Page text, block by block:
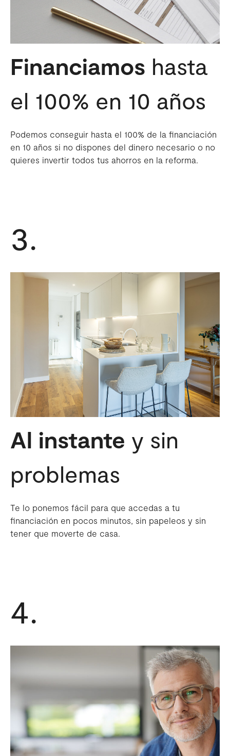
Financiamos hasta
el 100% en 10 años
Podemos conseguir hasta el 100% de la financiación
en 10 años si no dispones del dinero necesario o no
quieres invertir todos tus ahorros en la reforma.
3.
Al instante y sin
problemas
Te lo ponemos fácil para que accedas a tu
financiación en pocos minutos, sin papeleos y sin
tener que moverte de casa.
4.